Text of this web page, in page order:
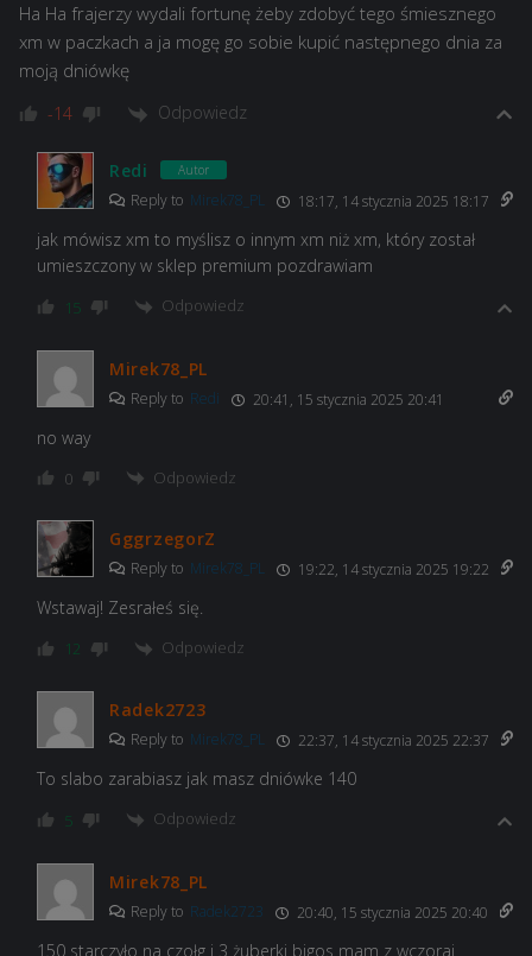
Ha Ha frajerzy wydali fortunę żeby zdobyć tego śmiesznego
xm w paczkach a ja mogę go sobie kupić następnego dnia za
moją dniówkę
-14 Odpowiedz
Redi Autor
Reply to Mirek78_PL 18:17, 14 stycznia 2025 18:17
jak mówisz xm to myślisz o innym xm niż xm, który został
umieszczony w sklep premium pozdrawiam
15 Odpowiedz
Mirek78_PL
Reply to Redi 20:41, 15 stycznia 2025 20:41
no way
0 Odpowiedz
GggrzegorZ
Reply to Mirek78_PL 19:22, 14 stycznia 2025 19:22
Wstawaj! Zesrałeś się.
12 Odpowiedz
Radek2723
Reply to Mirek78_PL 22:37, 14 stycznia 2025 22:37
To slabo zarabiasz jak masz dniówke 140
5 Odpowiedz
Mirek78_PL
Reply to Radek2723 20:40, 15 stycznia 2025 20:40
150 starczyło na czołg i 3 żuberki bigos mam z wczoraj